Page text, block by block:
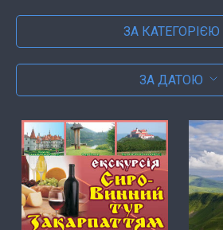
ЗА КАТЕГОРІЄЮ
ЗА ДАТОЮ